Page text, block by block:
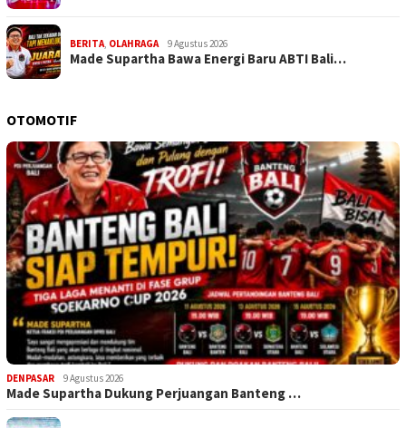
BERITA OLAHRAGA 9 Agustus 2026
Made Supartha Bawa Energi Baru ABTI Bali…
OTOMOTIF
DENPASAR 9 Agustus 2026
Made Supartha Dukung Perjuangan Banteng …